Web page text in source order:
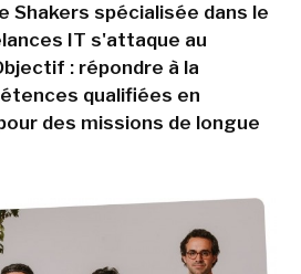
Shakers spécialisée dans le
IT s'attaque au
: répondre à la
qualifiées en
des missions de longue